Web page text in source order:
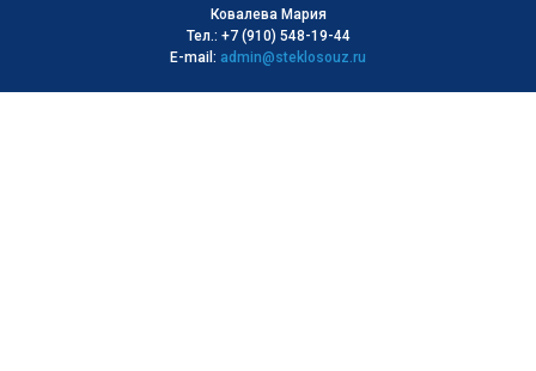
Ковалева Мария
Тел.: +7 (910) 548-19-44
E-mail: admin@steklosouz.ru